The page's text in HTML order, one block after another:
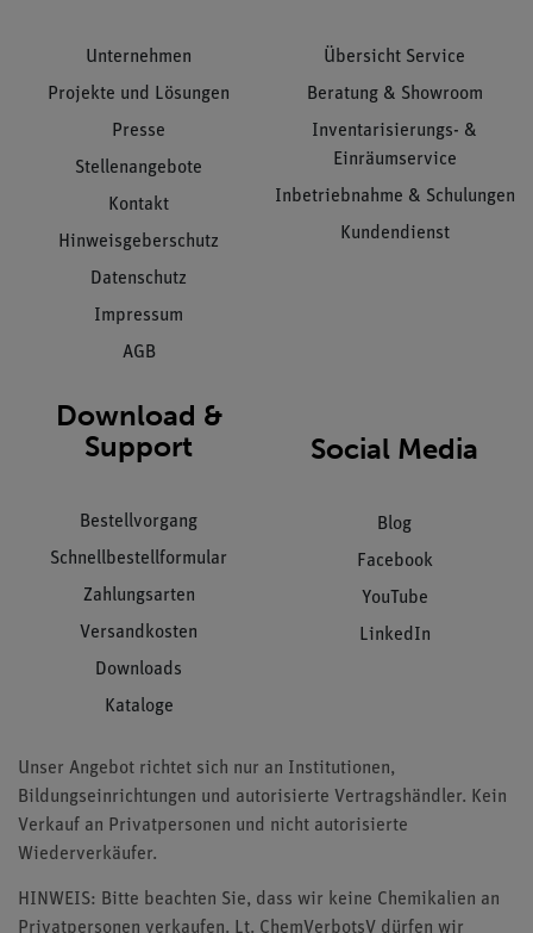
Unternehmen
Projekte und Lösungen
Presse
Stellenangebote
Kontakt
Hinweisgeberschutz
Datenschutz
Impressum
AGB
Übersicht Service
Beratung & Showroom
Inventarisierungs- &
Einräumservice
Inbetriebnahme & Schulungen
Kundendienst
Download &
Support
Bestellvorgang
Schnellbestellformular
Zahlungsarten
Versandkosten
Downloads
Kataloge
Social Media
Blog
Facebook
YouTube
LinkedIn
Unser Angebot richtet sich nur an Institutionen,
Bildungseinrichtungen und autorisierte Vertragshändler. Kein
Verkauf an Privatpersonen und nicht autorisierte
Wiederverkäufer.
HINWEIS: Bitte beachten Sie, dass wir keine Chemikalien an
Privatpersonen verkaufen. Lt. ChemVerbotsV dürfen wir